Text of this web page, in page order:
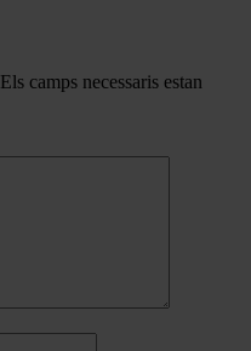
Els camps necessaris estan